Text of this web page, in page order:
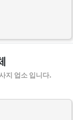
지 업소 입니다.